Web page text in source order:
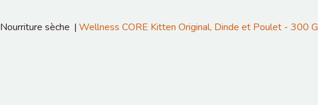
Nourriture sèche Wellness CORE Kitten Original, Dinde et Poulet - 300 G